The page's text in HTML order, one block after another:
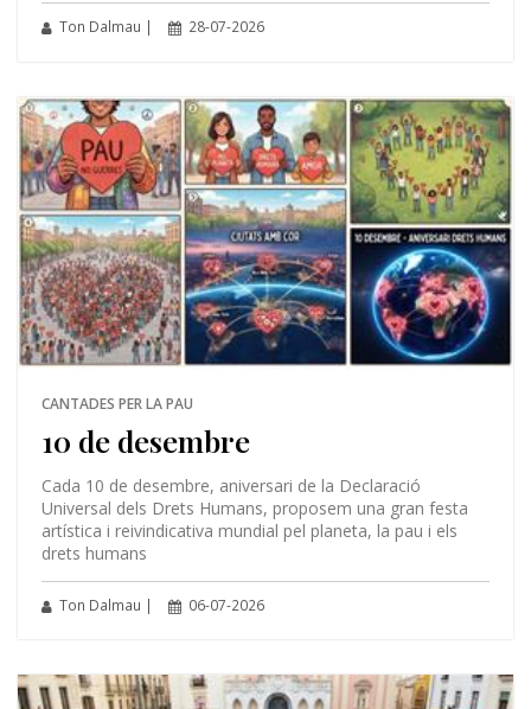
Ton Dalmau | 28-07-2026
CANTADES PER LA PAU
10 de desembre
Cada 10 de desembre, aniversari de la Declaració
Universal dels Drets Humans, proposem una gran festa
artística i reivindicativa mundial pel planeta, la pau i els
drets humans
Ton Dalmau | 06-07-2026